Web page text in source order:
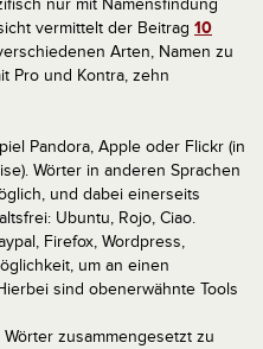
nur mit Namensfindung
vermittelt der Beitrag 10
Arten, Namen zu
Pro und Kontra, zehn
Pandora, Apple oder Flickr (in
Wörter in anderen Sprachen
und dabei einerseits
Ubuntu, Rojo, Ciao.
Firefox, Wordpress,
um an einen
sind obenerwähnte Tools
zusammengesetzt zu